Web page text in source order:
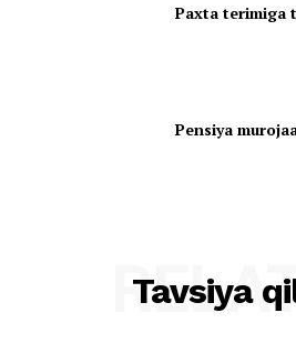
Paxta terimiga
Pensiya
Tavsiya